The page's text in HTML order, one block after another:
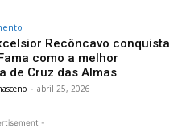
Recôncavo conquista
como a melhor
de Cruz das Almas
- abril 25, 2026
-